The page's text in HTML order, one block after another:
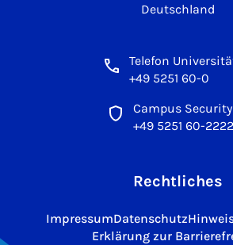
Deutschland
Telefon
+49 5251 60-0
Campus Security
+49 5251 60-2222
Rechtliches
ImpressumDatenschutz
Erklärung zur